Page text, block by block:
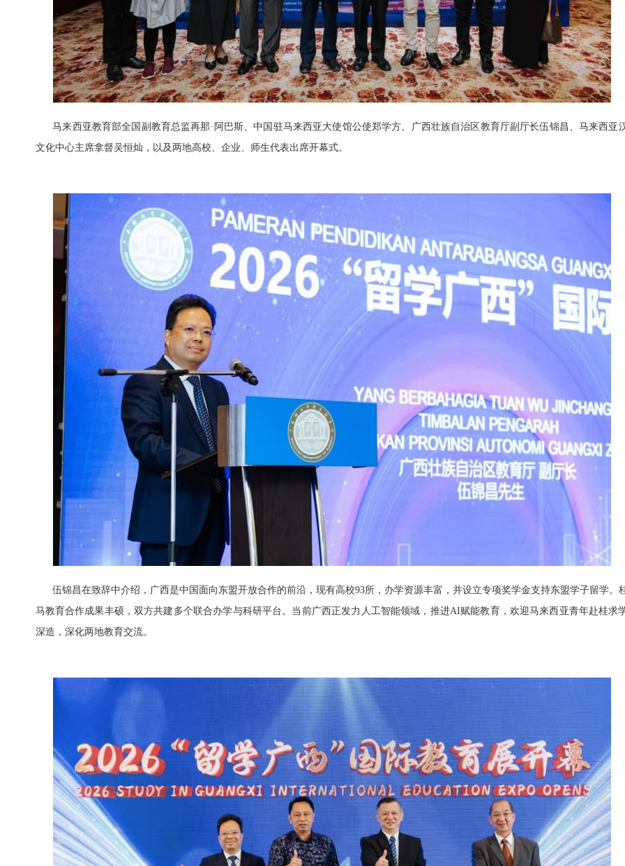
马来西亚教育部全国副教育总监再那·阿巴斯、中国驻马来西亚大使馆公使郑学方、广西壮族自治区教育厅副厅长伍锦昌、马来西亚
文化中心主席拿督吴恒灿，以及两地高校、企业、师生代表出席开幕式。
伍锦昌在致辞中介绍，广西是中国面向东盟开放合作的前沿，现有高校93所，办学资源丰富，并设立专项奖学金支持东盟学子留学。
马教育合作成果丰硕，双方共建多个联合办学与科研平台。当前广西正发力人工智能领域，推进AI赋能教育，欢迎马来西亚青年赴桂求
深造，深化两地教育交流。